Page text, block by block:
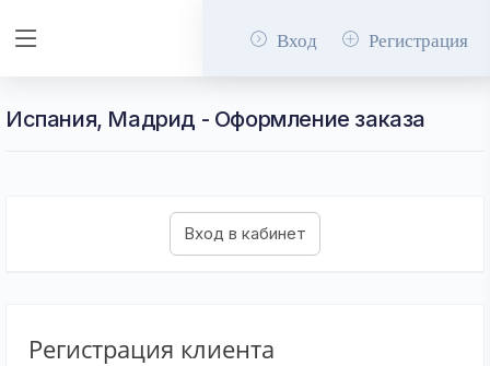
Вход Регистрация
Испания, Мадрид - Оформление заказа
Регистрация клиента